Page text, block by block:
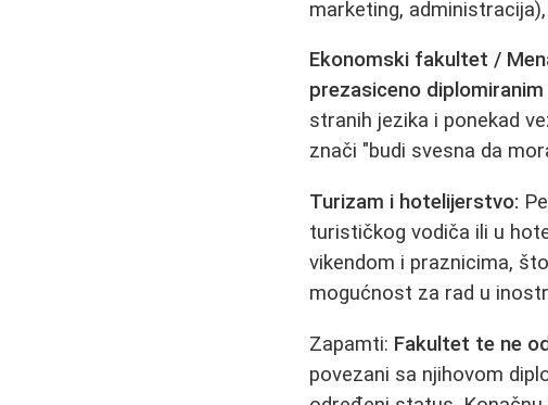
marketing,
Ekonomski fakultet /
prezasiceno
stranih jezika i ponekad
znači "budi svesna da
Turizam i hotelijerstvo:
turističkog vodiča ili u
vikendom i praznicima,
mogućnost za rad u
Zapamti: Fakultet te ne
povezani sa njihovom